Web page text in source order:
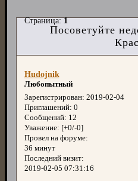
Посоветуйте
Страница:1
Hudojnik
Любопытный
Зарегистрирован: 2019-02-04
Приглашений: 0
Сообщений: 12
Уважение: [+0/-0]
Провел на форуме:
36 минут
Последний визит:
2019-02-05 07:31:16